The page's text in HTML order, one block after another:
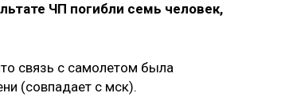
ЧП погибли семь человек,
связь с самолетом была
(совпадает с мск).